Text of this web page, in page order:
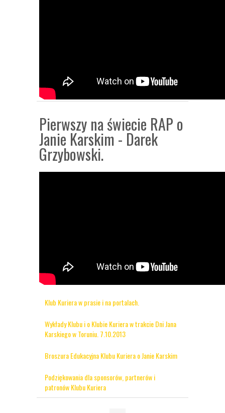
Pierwszy na świecie RAP o
Janie Karskim - Darek
Grzybowski.
Klub Kuriera w prasie i na portalach.
Wykłady Klubu i o Klubie Kuriera w trakcie Dni Jana
Karskiego w Toruniu. 7.10.2013
Broszura Edukacyjna Klubu Kuriera o Janie Karskim
Podziękowania dla sponsorów, partnerów i
patronów Klubu Kuriera